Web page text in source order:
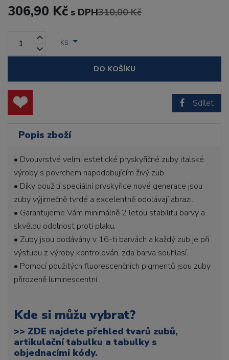
306,90 Kč s DPH310,00 Kč
ks
DO KOŠÍKU
Sdílet
Popis zboží
• Dvouvrstvé velmi estetické pryskyřičné zuby italské
výroby s povrchem napodobujícím živý zub.
• Díky použití speciální pryskyřice nové generace jsou
zuby výjimečně tvrdé a excelentně odolávají abrazi.
• Garantujeme Vám minimálně 2 letou stabilitu barvy a
skvělou odolnost proti plaku.
• Zuby jsou dodávány v 16-ti barvách a každý zub je při
výstupu z výroby kontrolován, zda barva souhlasí.
• Pomocí použitých fluorescenčních pigmentů jsou zuby
přirozeně luminescentní.
Kde si můžu vybrat?
>> ZDE najdete přehled tvarů zubů,
artikulační tabulku a tabulky s
objednacími kódy.